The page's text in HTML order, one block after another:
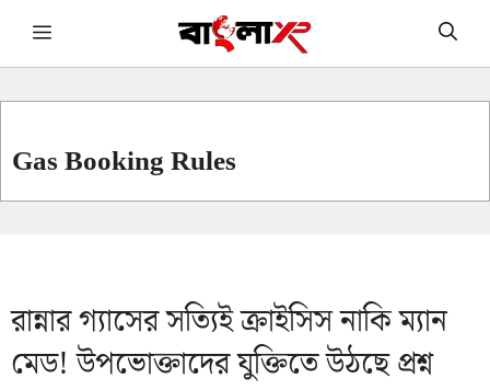
Skip Menu
Gas Booking Rules
রান্নার গ্যাসের সত্যিই ক্রাইসিস নাকি ম্যান
মেড! উপভোক্তাদের যুক্তিতে উঠছে প্রশ্ন